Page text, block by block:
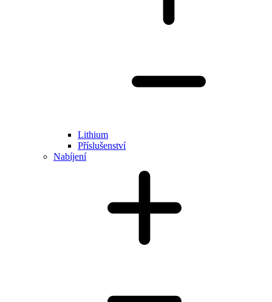
Lithium
Příslušenství
Nabíjení